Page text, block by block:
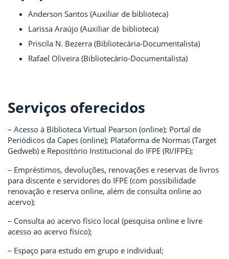
Anderson Santos (Auxiliar de biblioteca)
Larissa Araújo (Auxiliar de biblioteca)
Priscila N. Bezerra (Bibliotecária-Documentalista)
Rafael Oliveira (Bibliotecário-Documentalista)
Serviços oferecidos
– Acesso à Biblioteca Virtual Pearson (online); Portal de
Periódicos da Capes (online); Plataforma de Normas (Target
Gedweb) e Repositório Institucional do IFPE (RI/IFPE);
– Empréstimos, devoluções, renovações e reservas de livros
para discente e servidores do IFPE (com possibilidade
renovação e reserva online, além de consulta online ao
acervo);
– Consulta ao acervo físico local (pesquisa online e livre
acesso ao acervo físico);
– Espaço para estudo em grupo e individual;